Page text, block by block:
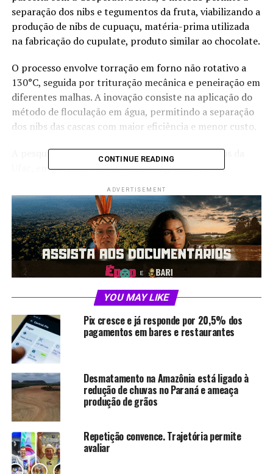
separação dos nibs e tegumentos da fruta, viabilizando a
produção de nibs de cupuaçu, matéria-prima utilizada
na fabricação do cupulate, produto similar ao chocolate.
O processo envolve torração em forno não rotativo a
130°C, seguida por trituração mecânica e peneiração em
diferentes malhas. A inovação consiste na aplicação do
método de floculação em água, permitindo a separação
dos nibs das cascas com maior eficiência e menor custo.
A pesquisa foi conduzida por professores e alunos da
Ufac, em parceria com técnicos e agricultores da
de agosto de 2023 e publicado pelo Instituto Nacional
da Propriedade Industrial (INPI) em 4 de fevereiro de
2025.
O projeto contou com apoio do Ministério da
Agricultura, Pecuária e Abastecimento, por meio do
Profissional Agrícola. A gestão do processo de patente
foi realizada pelo Núcleo de Gestão do Conhecimento e
da Tecnologia (NGCTEC), vinculado à Pró-Reitoria de
Pesquisa e Pós-Graduação (Propeg). Os experimentos
foram conduzidos na Unidade de Tecnologia de
Alimentos (UTAL) da Ufac.
Compartilhe isso:
CONTINUE READING
ADVERTISEMENT
YOU MAY LIKE
Pix cresce e já responde por 20,5% dos
pagamentos em bares e restaurantes
Desmatamento na Amazônia está ligado à
redução de chuvas no Paraná e ameaça
produção de grãos
Repetição convence. Trajetória permite
avaliar